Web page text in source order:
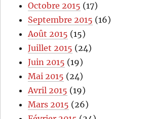
Octobre 2015 (17)
Septembre 2015 (16)
Août 2015 (15)
Juillet 2015 (24)
Juin 2015 (19)
Mai 2015 (24)
Avril 2015 (19)
Mars 2015 (26)